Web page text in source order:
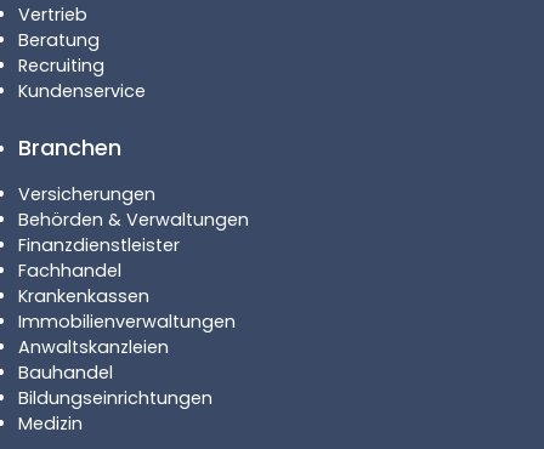
Vertrieb
Beratung
Recruiting
Kundenservice
Branchen
Versicherungen
Behörden & Verwaltungen
Finanzdienstleister
Fachhandel
Krankenkassen
Immobilienverwaltungen
Anwaltskanzleien
Bauhandel
Bildungseinrichtungen
Medizin